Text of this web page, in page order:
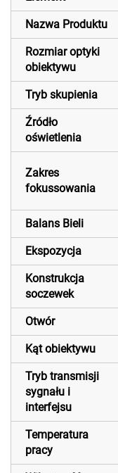
Nazwa Produktu
Rozmiar optyki
obiektywu
Tryb skupienia
Źródło
oświetlenia
Zakres
fokussowania
Balans Bieli
Ekspozycja
Konstrukcja
soczewek
Otwór
Kąt obiektywu
Tryb transmisji
sygnału i
interfejsu
Temperatura
pracy